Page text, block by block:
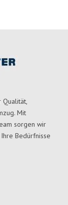
Qualität,
Mit
sorgen wir
Bedürfnisse